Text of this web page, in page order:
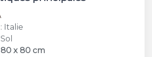
: Italie
80 x 80 cm